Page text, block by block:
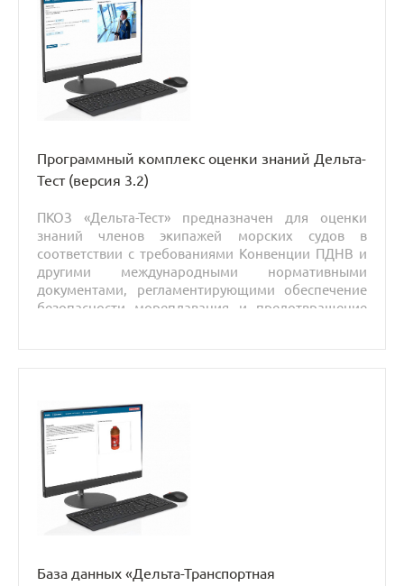
Программный комплекс оценки знаний Дельта-
Тест (версия 3.2)
ПКОЗ «Дельта-Тест» предназначен для оценки
знаний членов экипажей морских судов в
соответствии с требованиями Конвенции ПДНВ и
другими международными нормативными
документами, регламентирующими обеспечение
безопасности мореплавания и предотвращение
База данных «Дельта-Транспортная